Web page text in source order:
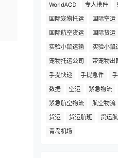
WorldACD
专人携件
国际宠物托运
国际空运
国际航空货运
国际货运
实验小鼠运输
实验小鼠
宠物托运公司
带宠物出
手提快递
手提急件
数据
空运 紧急物流
紧急航空物流
航空物流
货运
货运航班 货运
青岛机场